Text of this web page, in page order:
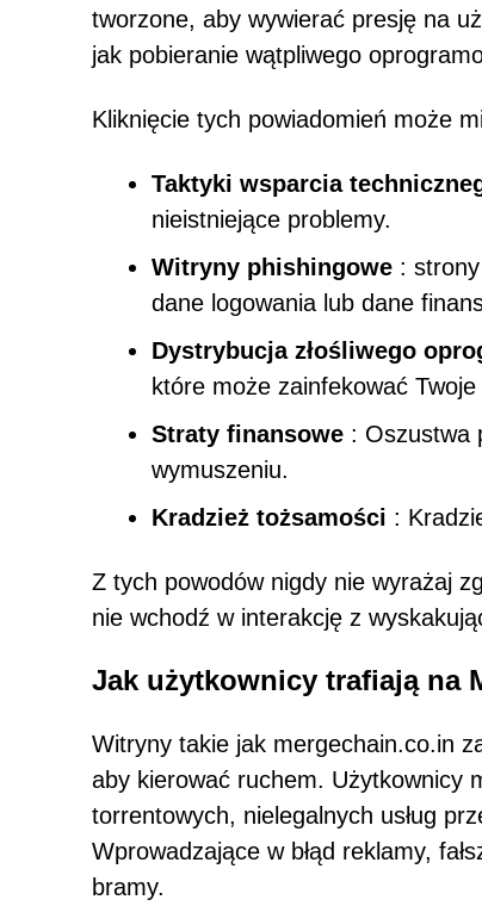
tworzone, aby wywierać presję na
jak pobieranie wątpliwego
Kliknięcie tych powiadomień może
Taktyki wsparcia
nieistniejące problemy.
Witryny phishingowe :
dane logowania lub dane
Dystrybucja złośliwego
które może zainfekować
Straty finansowe : Oszustwa
wymuszeniu.
Kradzież tożsamości :
Z tych powodów nigdy nie wyrażaj
nie wchodź w interakcję z
Jak użytkownicy trafiają na
Witryny takie jak mergechain.co.in
aby kierować ruchem. Użytkownicy
torrentowych, nielegalnych usług
Wprowadzające w błąd reklamy,
bramy.